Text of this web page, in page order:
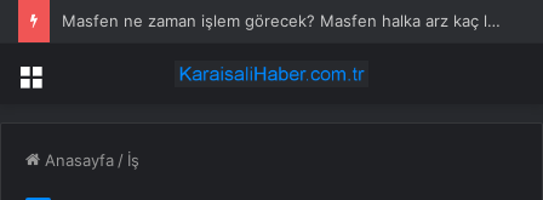
Masfen ne zaman işlem görecek? Masfen halka arz kaç lot verdi?
Menü
Anasayfa / İş